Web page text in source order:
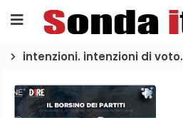
intenzioni. intenzioni di voto.